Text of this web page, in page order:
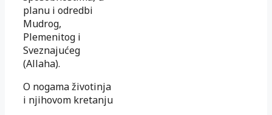
planu i odredbi
Mudrog,
Plemenitog i
Sveznajućeg
(Allaha).
O nogama životinja
i njihovom kretanju